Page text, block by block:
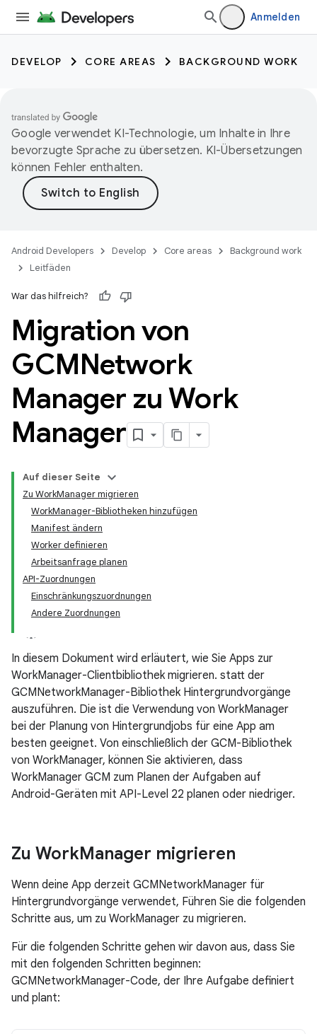
Anmelden
DEVELOP CORE AREAS BACKGROUND WORK
Google verwendet KI-Technologie, um Inhalte in Ihre
bevorzugte Sprache zu übersetzen. KI-Übersetzungen
können Fehler enthalten.
Android Developers Develop Core areas
Background work
Leitfäden
War das hilfreich?
Migration von
GCMNetwork
Manager zu Work
Manager
Auf dieser Seite
Zu WorkManager migrieren
WorkManager-Bibliotheken hinzufügen
Manifest ändern
Worker definieren
Arbeitsanfrage planen
API-Zuordnungen
Einschränkungszuordnungen
Andere Zuordnungen
In diesem Dokument wird erläutert, wie Sie Apps zur
WorkManager-Clientbibliothek migrieren. statt der
GCMNetworkManager-Bibliothek Hintergrundvorgänge
auszuführen. Die ist die Verwendung von WorkManager
bei der Planung von Hintergrundjobs für eine App am
besten geeignet. Von einschließlich der GCM-Bibliothek
von WorkManager, können Sie aktivieren, dass
WorkManager GCM zum Planen der Aufgaben auf
Android-Geräten mit API-Level 22 planen oder niedriger.
Zu WorkManager migrieren
Wenn deine App derzeit GCMNetworkManager für
Hintergrundvorgänge verwendet, Führen Sie die folgenden
Schritte aus, um zu WorkManager zu migrieren.
Für die folgenden Schritte gehen wir davon aus, dass Sie
mit den folgenden Schritten beginnen:
GCMNetworkManager-Code, der Ihre Aufgabe definiert
und plant: